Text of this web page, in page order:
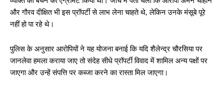
और गौरव दीक्षित भी इस प्रॉपर्टी से लाभ लेना चाहते थे, लेकिन उनके मंसूबे पूरे
नहीं हो पा रहे थे।
पुलिस के अनुसार आरोपियों ने यह योजना बनाई कि यदि शैलेन्द्र चौरसिया पर
जानलेवा हमला कराया जाए तो संदेह सीधे प्रॉपर्टी विवाद में शामिल अन्य पक्षों पर
जाएगा और उन्हें संपत्ति पर कब्जा करने का रास्ता मिल जाएगा।